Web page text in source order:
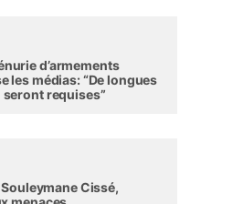
d’armements
les médias: “De longues
requises”
Souleymane Cissé,